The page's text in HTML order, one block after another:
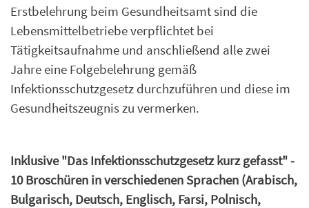
Erstbelehrung beim Gesundheitsamt sind die
Lebensmittelbetriebe verpflichtet bei
Tätigkeitsaufnahme und anschließend alle zwei
Jahre eine Folgebelehrung gemäß
Infektionsschutzgesetz durchzuführen und diese im
Gesundheitszeugnis zu vermerken.
Inklusive "Das Infektionsschutzgesetz kurz gefasst" -
10 Broschüren in verschiedenen Sprachen (Arabisch,
Bulgarisch, Deutsch, Englisch, Farsi, Polnisch,